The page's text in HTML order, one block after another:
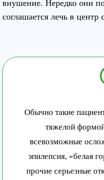
внушение. Нередко они
соглашается лечь в центр
Обычно такие
тяжелой
всевозможные
эпилепсия, «белая
прочие серьезные